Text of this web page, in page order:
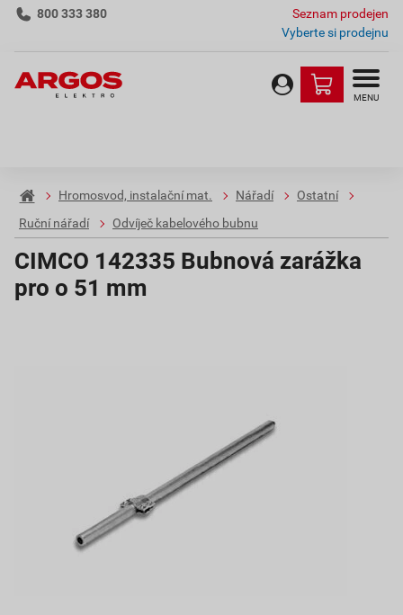
800 333 380
Seznam prodejen
Vyberte si prodejnu
MENU
Hromosvod, instalační mat. Nářadí
Ostatní
Ruční nářadí
Odvíječ kabelového bubnu
CIMCO 142335 Bubnová zarážka
pro o 51 mm